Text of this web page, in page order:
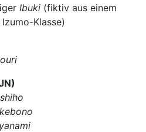
Ibuki (fiktiv aus einem
Klasse)